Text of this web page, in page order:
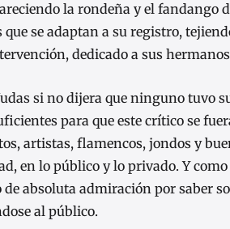
la rondeña y el fandango
se adaptan a su registro,
dedicado a sus
si no dijera que ninguno tuvo
para que este crítico se
artistas, flamencos, jondos y
en lo público y lo privado. Y
absoluta admiración por saber
al público.